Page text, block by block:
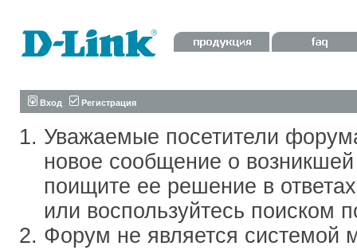
Вход Регистрация
Уважаемые посетители
новое сообщение о
поищите ее решение в
или воспользуйтесь поиском
Форум не является системой